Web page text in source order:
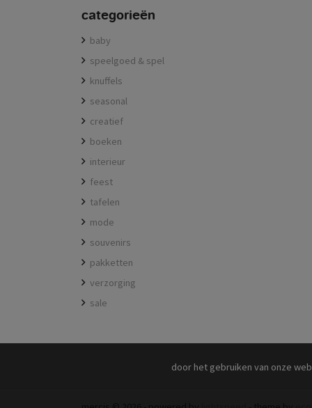
categorieën
baby
speelgoed & spel
knuffels
seasonal
creatief
boeken
interieur
feest
tafelen
mode
souvenirs
pakketten
verzorging
sale
door het gebruiken van onze